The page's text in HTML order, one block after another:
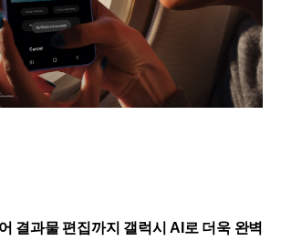
결과물 편집까지 갤럭시 AI로 더욱 완벽